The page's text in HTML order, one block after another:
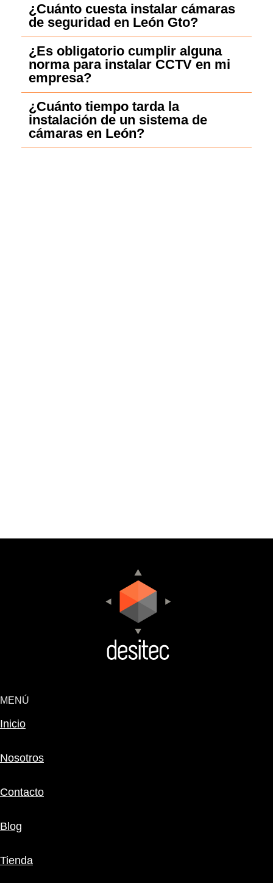
¿Cuánto cuesta instalar cámaras
de seguridad en León Gto?
¿Es obligatorio cumplir alguna
norma para instalar CCTV en mi
empresa?
¿Cuánto tiempo tarda la
instalación de un sistema de
cámaras en León?
MENÚ
Inicio
Nosotros
Contacto
Blog
Tienda